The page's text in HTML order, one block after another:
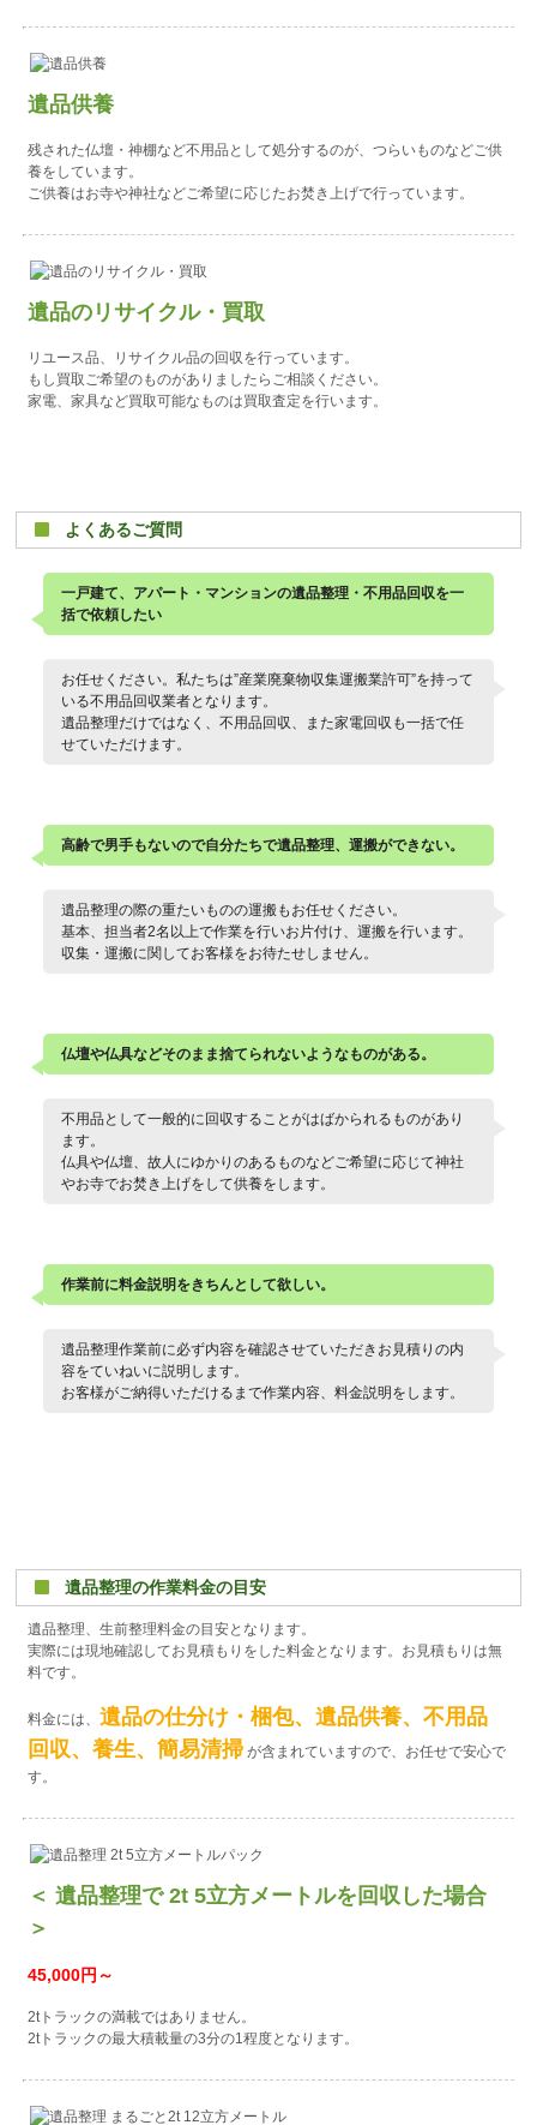
遺品供養
残された仏壇・神棚など不用品として処分するのが、つらいものなどご供
養をしています。
ご供養はお寺や神社などご希望に応じたお焚き上げで行っています。
遺品のリサイクル・買取
リユース品、リサイクル品の回収を行っています。
もし買取ご希望のものがありましたらご相談ください。
家電、家具など買取可能なものは買取査定を行います。
よくあるご質問
一戸建て、アパート・マンションの遺品整理・不用品回収を一
括で依頼したい
お任せください。私たちは”産業廃棄物収集運搬業許可”を持って
いる不用品回収業者となります。
遺品整理だけではなく、不用品回収、また家電回収も一括で任
せていただけます。
高齢で男手もないので自分たちで遺品整理、運搬ができない。
遺品整理の際の重たいものの運搬もお任せください。
基本、担当者2名以上で作業を行いお片付け、運搬を行います。
収集・運搬に関してお客様をお待たせしません。
仏壇や仏具などそのまま捨てられないようなものがある。
不用品として一般的に回収することがはばかられるものがあり
ます。
仏具や仏壇、故人にゆかりのあるものなどご希望に応じて神社
やお寺でお焚き上げをして供養をします。
作業前に料金説明をきちんとして欲しい。
遺品整理作業前に必ず内容を確認させていただきお見積りの内
容をていねいに説明します。
お客様がご納得いただけるまで作業内容、料金説明をします。
遺品整理の作業料金の目安
遺品整理、生前整理料金の目安となります。
実際には現地確認してお見積もりをした料金となります。お見積もりは無
料です。
料金には、遺品の仕分け・梱包、遺品供養、不用品
回収、養生、簡易清掃 が含まれていますので、お任せで安心で
す。
＜ 遺品整理で 2t 5立方メートルを回収した場合
＞
45,000円～
2tトラックの満載ではありません。
2tトラックの最大積載量の3分の1程度となります。